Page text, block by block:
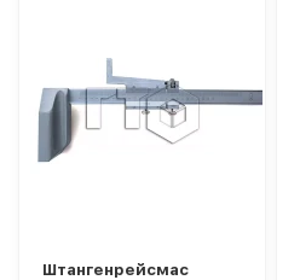
покупателей
Штангенрейсмас